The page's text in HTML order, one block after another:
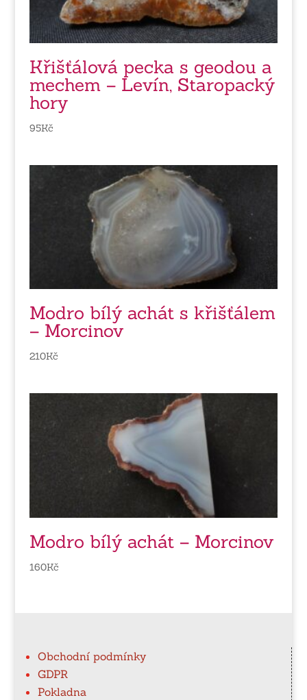
Křišťálová pecka s geodou a
mechem – Levín, Staropacký
hory
95Kč
Modro bílý achát s křišťálem
– Morcinov
210Kč
Modro bílý achát – Morcinov
160Kč
Obchodní podmínky
GDPR
Pokladna